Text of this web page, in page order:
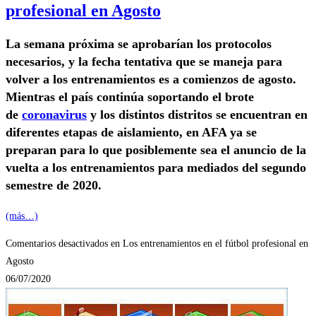
profesional en Agosto
La semana próxima se aprobarían los protocolos
necesarios, y la fecha tentativa que se maneja para
volver a los entrenamientos es a comienzos de agosto.
Mientras el país continúa soportando el brote
de coronavirus y los distintos distritos se encuentran en
diferentes etapas de aislamiento, en AFA ya se
preparan para lo que posiblemente sea el anuncio de la
vuelta a los entrenamientos para mediados del segundo
semestre de 2020.
(más…)
Comentarios desactivados en Los entrenamientos en el fútbol profesional en
Agosto
06/07/2020